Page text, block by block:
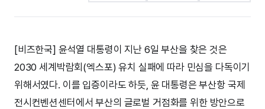
[비즈한국] 윤석열 대통령이 지난 6일 부산을 찾은 것은
2030 세계박람회(엑스포) 유치 실패에 따라 민심을 다독이기
위해서였다. 이를 입증이라도 하듯, 윤 대통령은 부산항 국제
전시컨벤션센터에서 부산의 글로벌 거점화를 위한 방안으로